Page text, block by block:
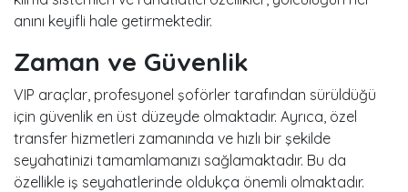
anını keyifli hale getirmektedir.
Zaman ve Güvenlik
VIP araçlar, profesyonel şoförler tarafından sürüldüğü
için güvenlik en üst düzeyde olmaktadır. Ayrıca, özel
transfer hizmetleri zamanında ve hızlı bir şekilde
seyahatinizi tamamlamanızı sağlamaktadır. Bu da
özellikle iş seyahatlerinde oldukça önemli olmaktadır.